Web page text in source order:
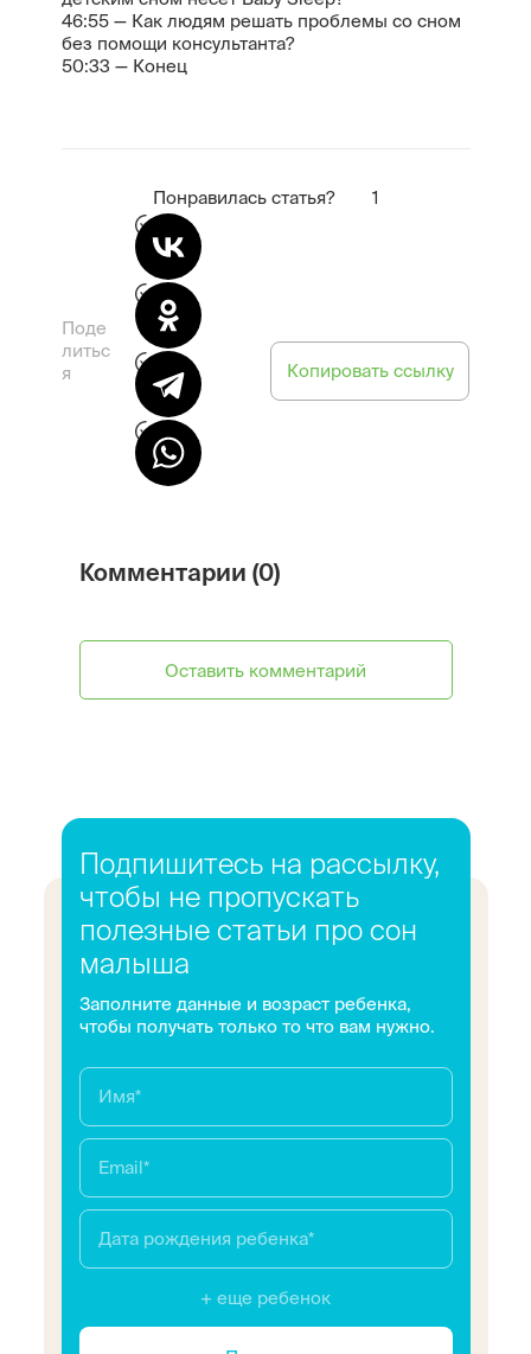
46:55 — Как людям решать проблемы со сном
без помощи консультанта?
50:33 — Конец
Понравилась статья? 1
Поде
литьс
я
Копировать ссылку
Комментарии (0)
Оставить комментарий
Подпишитесь на рассылку,
чтобы не пропускать
полезные статьи про сон
малыша
Заполните данные и возраст ребенка,
чтобы получать только то что вам нужно.
+ еще ребенок